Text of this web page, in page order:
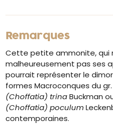
Remarques
Cette petite ammonite, qui
malheureusement pas ses
pourrait représenter le
formes Macroconques du
(Choffatia) trinaBuckman
(Choffatia) poculum
contemporaines.